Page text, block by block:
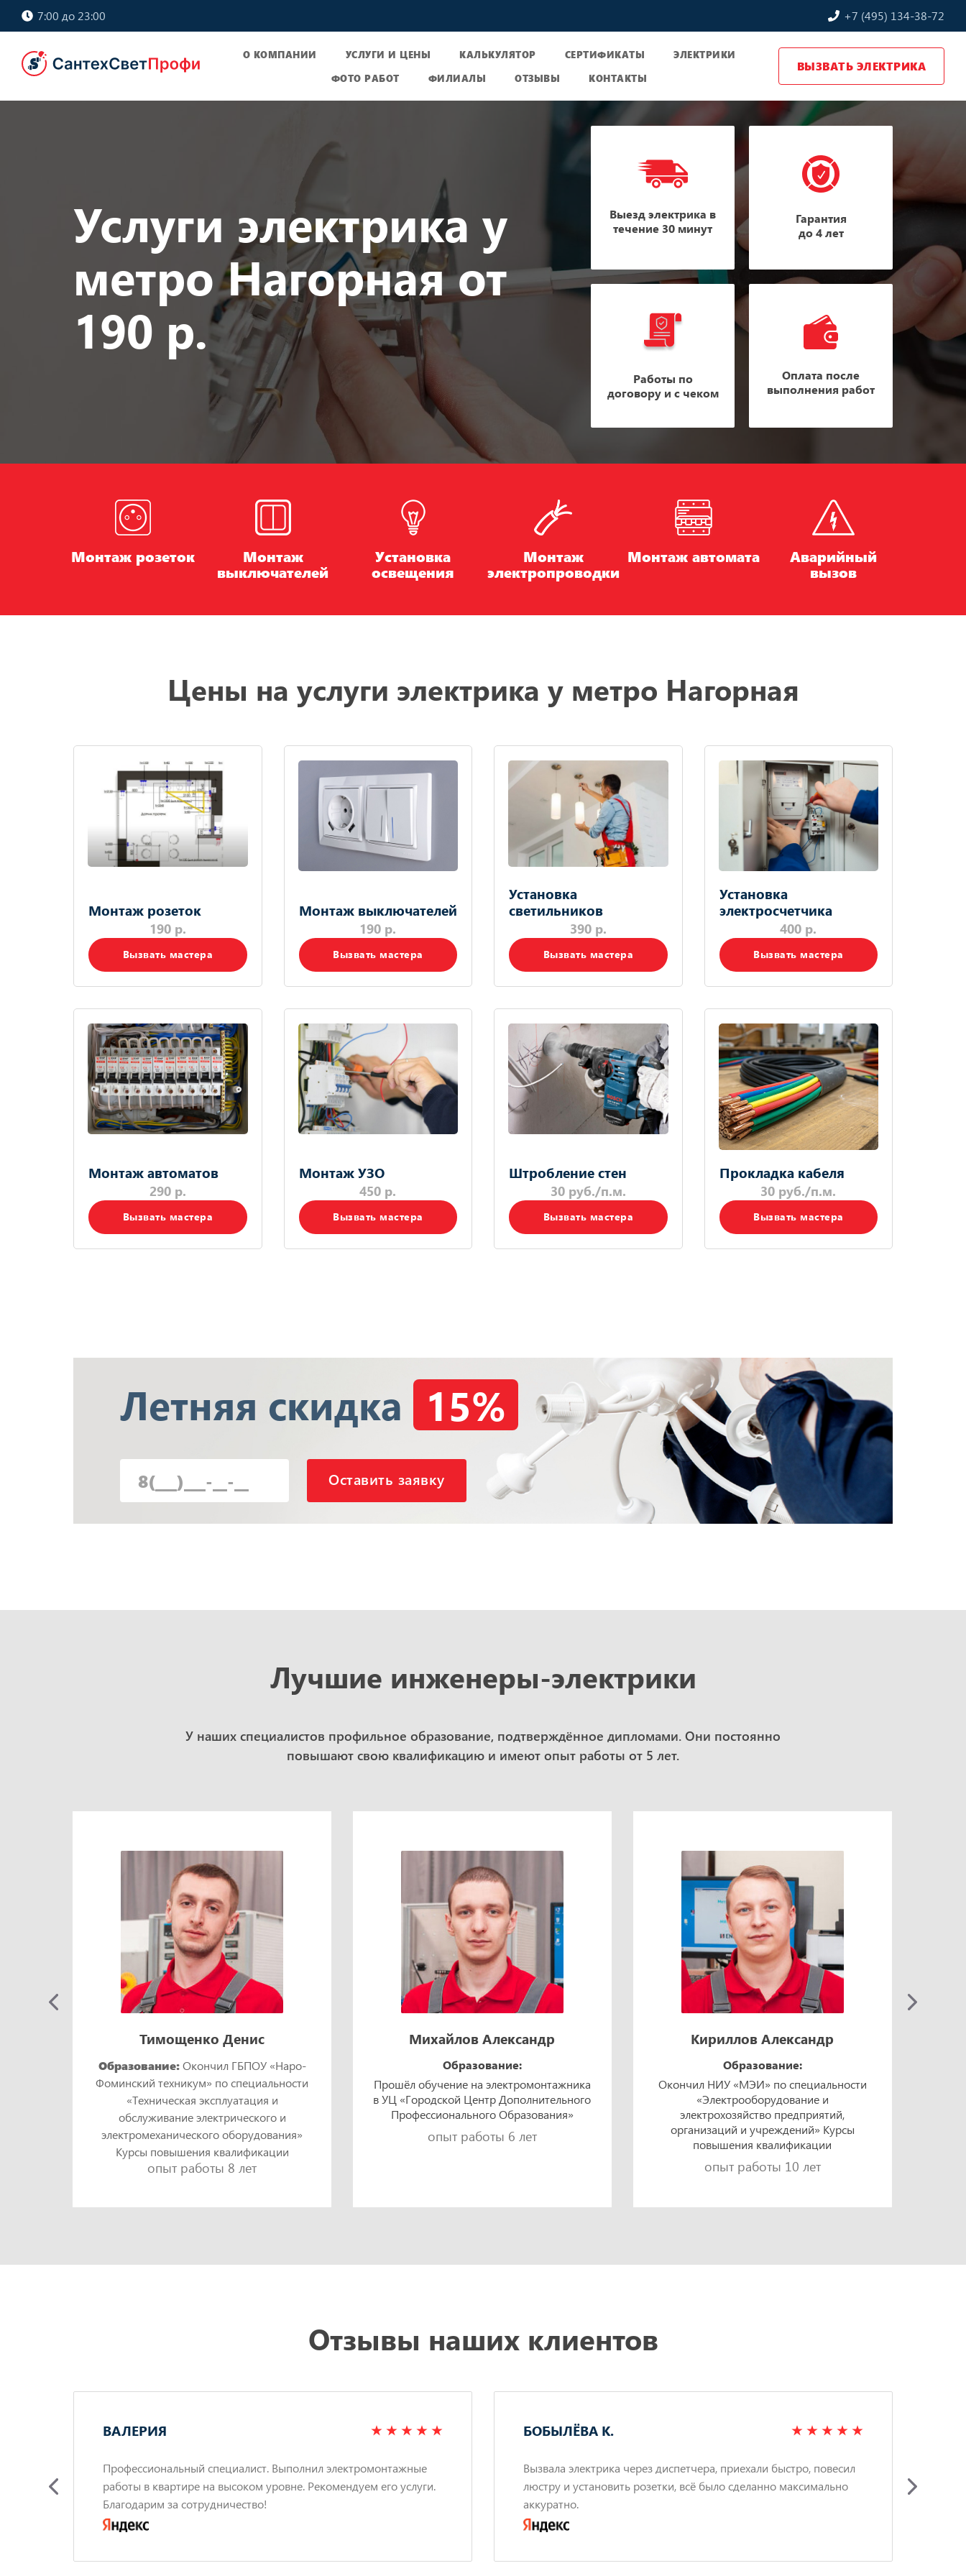
7:00 до 23:00 +7 (495) 134-38-72
О КОМПАНИИ УСЛУГИ И ЦЕНЫ КАЛЬКУЛЯТОР СЕРТИФИКАТЫ
ЭЛЕКТРИКИ
ФОТО РАБОТ
ФИЛИАЛЫ ОТЗЫВЫ КОНТАКТЫ
ВЫЗВАТЬ ЭЛЕКТРИКА
Услуги электрика у
метро Нагорная от
190 р.
Выезд электрика в
течение 30 минут
Гарантия
до 4 лет
Работы по
договору и с чеком
Оплата после
выполнения работ
Монтаж розеток Монтаж
выключателей
Установка
освещения
Монтаж
электропроводки
Монтаж автомата Аварийный
вызов
Цены на услуги электрика у метро Нагорная
Монтаж розеток
190 р.
Вызвать мастера
Монтаж выключателей
190 р.
Вызвать мастера
Установка
светильников
390 р.
Вызвать мастера
Установка
электросчетчика
400 р.
Вызвать мастера
Монтаж автоматов
290 р.
Вызвать мастера
Монтаж УЗО
450 р.
Вызвать мастера
Штробление стен
30 руб./п.м.
Вызвать мастера
Прокладка кабеля
30 руб./п.м.
Вызвать мастера
Летняя скидка 15%
Оставить заявку
Лучшие инженеры-электрики
У наших специалистов профильное образование, подтверждённое дипломами. Они постоянно
повышают свою квалификацию и имеют опыт работы от 5 лет.
Тимощенко Денис
Образование:Окончил ГБПОУ «Наро-
Фоминский техникум» по специальности
«Техническая эксплуатация и
обслуживание электрического и
электромеханического оборудования»
Курсы повышения квалификации
опыт работы 8 лет
Михайлов Александр
Образование:
Прошёл обучение на электромонтажника
в УЦ «Городской Центр Дополнительного
Профессионального Образования»
опыт работы 6 лет
Кириллов Александр
Образование:
Окончил НИУ «МЭИ» по специальности
«Электрооборудование и
электрохозяйство предприятий,
организаций и учреждений» Курсы
повышения квалификации
опыт работы 10 лет
Отзывы наших клиентов
ВАЛЕРИЯ
Профессиональный специалист. Выполнил электромонтажные
работы в квартире на высоком уровне. Рекомендуем его услуги.
Благодарим за сотрудничество!
БОБЫЛЁВА К.
Вызвала электрика через диспетчера, приехали быстро, повесил
люстру и установить розетки, всё было сделанно максимально
аккуратно.